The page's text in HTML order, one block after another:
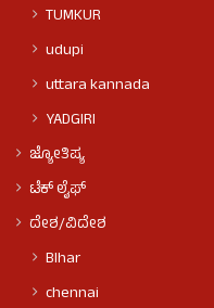
TUMKUR
udupi
uttara kannada
YADGIRI
ಜ್ಯೋತಿಷ್ಯ
ಟೆಕ್ ಲೈಫ್
ದೇಶ/ವಿದೇಶ
BIhar
chennai